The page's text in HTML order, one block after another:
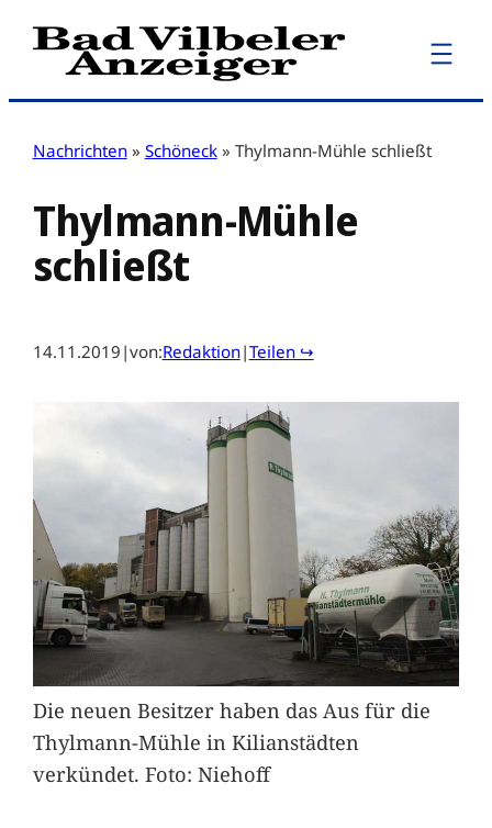
Zum
Inhalt
Nachrichten » Schöneck » Thylmann-Mühle schließt
Thylmann-Mühle
schließt
14.11.2019 |von:Redaktion|Teilen ↪
Die neuen Besitzer haben das Aus für die
Thylmann-Mühle in Kilianstädten
verkündet. Foto: Niehoff